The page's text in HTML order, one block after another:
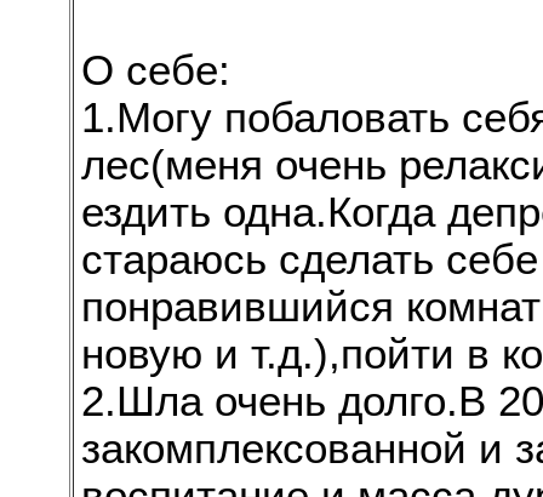
О себе:
1.Могу побаловать
лес(меня очень
ездить одна.Когда
стараюсь сделать
понравившийся
новую и т.д.),пойти в
2.Шла очень долго.В
закомплексованной и